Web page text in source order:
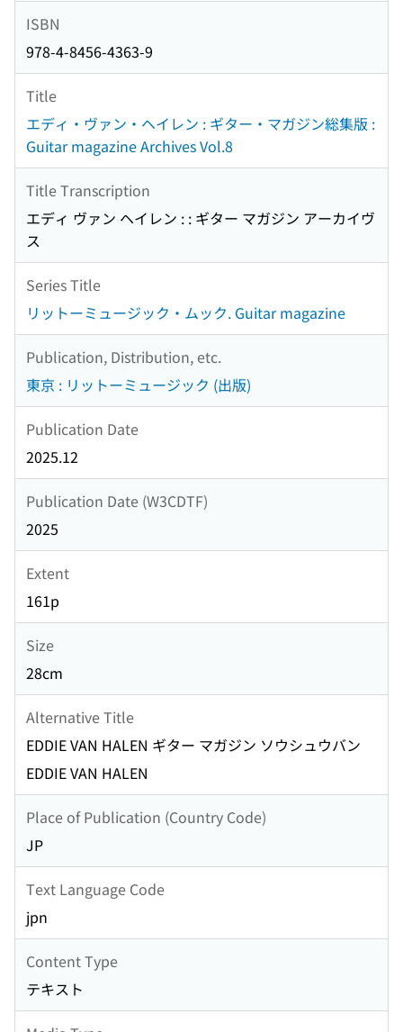
ISBN
978-4-8456-4363-9
Title
エディ・ヴァン・ヘイレン : ギター・マガジン総集版 :
Guitar magazine Archives Vol.8
Title Transcription
エディ ヴァン ヘイレン : : ギター マガジン アーカイヴ
ス
Series Title
リットーミュージック・ムック. Guitar magazine
Publication, Distribution, etc.
東京 : リットーミュージック (出版)
Publication Date
2025.12
Publication Date (W3CDTF)
2025
Extent
161p
Size
28cm
Alternative Title
EDDIE VAN HALEN ギター マガジン ソウシュウバン
EDDIE VAN HALEN
Place of Publication (Country Code)
JP
Text Language Code
jpn
Content Type
テキスト